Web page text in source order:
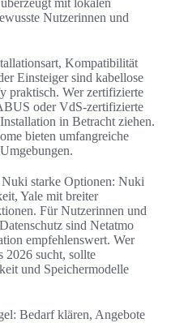
mit lokalen
Nutzerinnen und
Kompatibilität
Einsteiger sind kabellose
praktisch. Wer zertifizierte
oder VdS-zertifizierte
in Betracht ziehen.
bieten umfangreiche
starke Optionen: Nuki
Yale mit breiter
Für Nutzerinnen und
sind Netatmo
empfehlenswert. Wer
2026 sucht, sollte
und Speichermodelle
Bedarf klären, Angebote